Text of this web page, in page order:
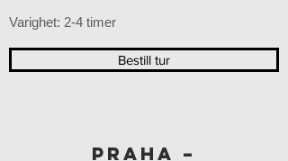
Varighet: 2-4 timer
PRAHA –
Bestill tur